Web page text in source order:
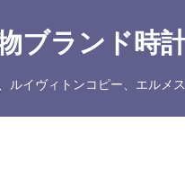
ブランド時
イヴィトンコピー、エルメ